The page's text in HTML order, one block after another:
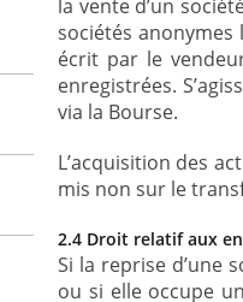
la vente d’un
sociétés
écrit par le
enregistrées.
via la Bourse.
L’acquisition des
mis non sur le
2.4 Droit relatif aux
Si la reprise d’une
ou si elle occupe